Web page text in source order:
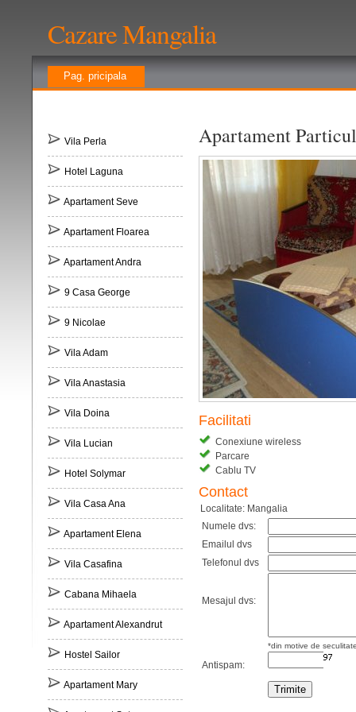
Cazare Mangalia
Pag. pricipala
Vila Perla
Hotel Laguna
Apartament Seve
Apartament Floarea
Apartament Andra
9 Casa George
9 Nicolae
Vila Adam
Vila Anastasia
Vila Doina
Vila Lucian
Hotel Solymar
Vila Casa Ana
Apartament Elena
Vila Casafina
Cabana Mihaela
Apartament Alexandrut
Hostel Sailor
Apartament Mary
Apartament
Facilitati
Conexiune wireless
Parcare
Cablu TV
Contact
Localitate: Mangalia
Numele dvs:
Emailul dvs
Telefonul dvs
Mesajul dvs:
*din motive de
Antispam: